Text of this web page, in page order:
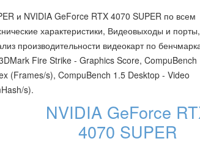
и NVIDIA GeForce RTX 4070 SUPER по всем
характеристики, Видеовыходы и порты,
производительности видеокарт по
Fire Strike - Graphics Score, CompuBench
(Frames/s), CompuBench 1.5 Desktop - Video
s).
NVIDIA GeForce
4070 SUPER